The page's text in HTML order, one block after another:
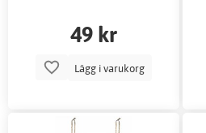
49 kr
Lägg i varukorg